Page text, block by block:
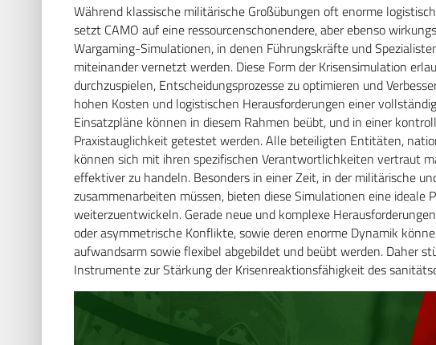
Während klassische militärische Großübungen oft enorme
setzt CAMO auf eine ressourcenschonendere, aber ebenso
Wargaming-Simulationen, in denen Führungskräfte und
miteinander vernetzt werden. Diese Form der Krisensimulation
durchzuspielen, Entscheidungsprozesse zu optimieren und
hohen Kosten und logistischen Herausforderungen einer
Einsatzpläne können in diesem Rahmen beübt, und in einer
Praxistauglichkeit getestet werden. Alle beteiligten Entitäten,
können sich mit ihren spezifischen Verantwortlichkeiten vertraut
effektiver zu handeln. Besonders in einer Zeit, in der militärische
zusammenarbeiten müssen, bieten diese Simulationen eine
weiterzuentwickeln. Gerade neue und komplexe
oder asymmetrische Konflikte, sowie deren enorme Dynamik
aufwandsarm sowie flexibel abgebildet und beübt werden. Daher
Instrumente zur Stärkung der ­Krisenreaktionsfähigkeit des